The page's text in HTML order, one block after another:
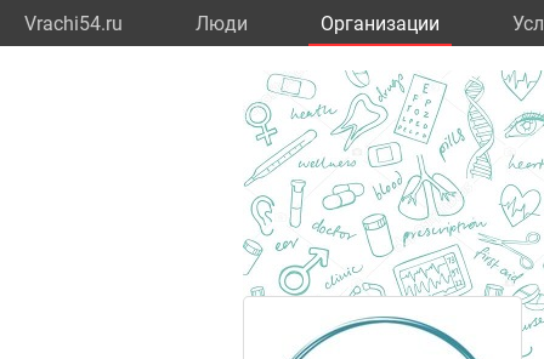
Vrachi54.ru Люди Организации